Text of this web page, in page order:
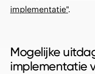
implementatie".
Mogelijke
implementatie